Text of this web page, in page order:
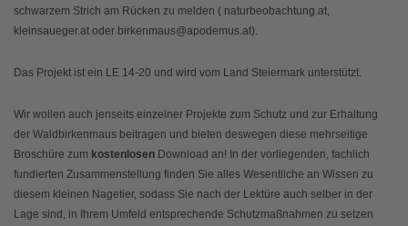
schwarzem Strich am Rücken zu melden ( naturbeobachtung.at,
kleinsaueger.at oder birkenmaus@apodemus.at).
Das Projekt ist ein LE 14-20 und wird vom Land Steiermark unterstützt.
Wir wollen auch jenseits einzelner Projekte zum Schutz und zur Erhaltung
der Waldbirkenmaus beitragen und bieten deswegen diese mehrseitige
Broschüre zum kostenlosen Download an! In der vorliegenden, fachlich
fundierten Zusammenstellung finden Sie alles Wesentliche an Wissen zu
diesem kleinen Nagetier, sodass Sie nach der Lektüre auch selber in der
Lage sind, in Ihrem Umfeld entsprechende Schutzmaßnahmen zu setzen